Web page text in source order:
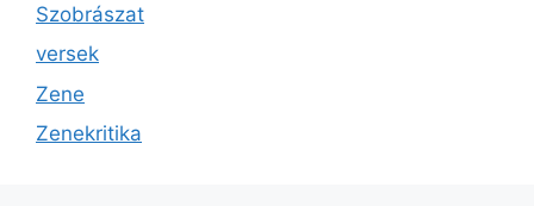
Szobrászat
versek
Zene
Zenekritika